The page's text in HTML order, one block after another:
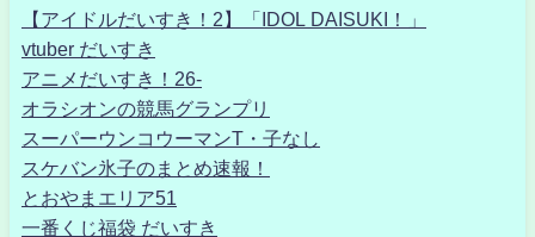
【アイドルだいすき！2】「IDOL DAISUKI！」
vtuber だいすき
アニメだいすき！26-
オラシオンの競馬グランプリ
スーパーウンコウーマンT・子なし
スケバン氷子のまとめ速報！
とおやまエリア51
一番くじ福袋 だいすき